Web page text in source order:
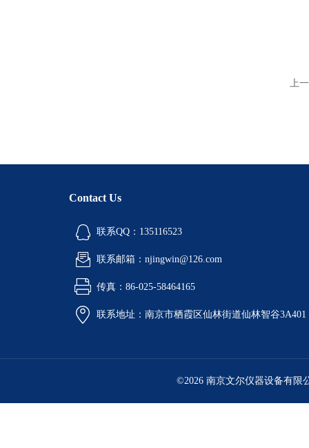
上
Contact Us
联系QQ：135116523
联系邮箱：njingwin@126.com
传真：86-025-58464165
联系地址：南京市栖霞区仙林街道仙林智谷3A401
©2026 南京文尔仪器设备有限